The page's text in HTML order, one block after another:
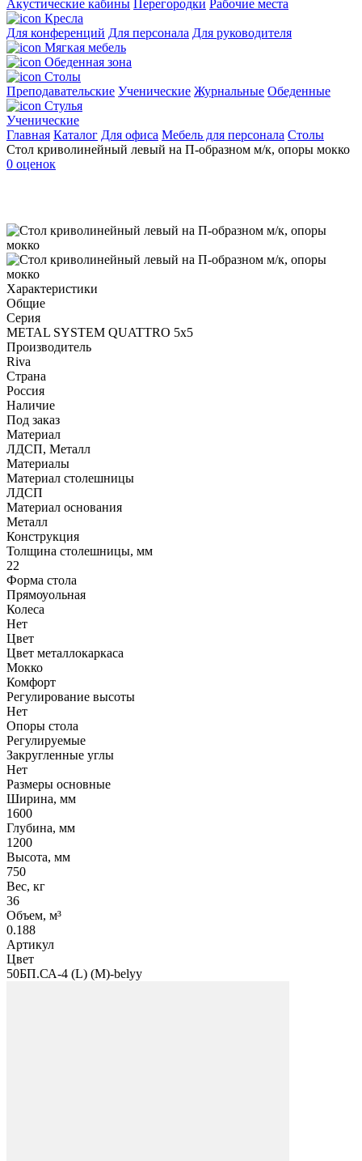
Акустические кабины Перегородки Рабочие места
Кресла
Для конференций Для персонала Для руководителя
Мягкая мебель
Обеденная зона
Столы
Преподавательские Ученические Журнальные Обеденные
Стулья
Ученические
Главная Каталог Для офиса Мебель для персонала Столы
Стол криволинейный левый на П-образном м/к, опоры мокко
0 оценок
Характеристики
Общие
Серия
METAL SYSTEM QUATTRO 5х5
Производитель
Riva
Страна
Россия
Наличие
Под заказ
Материал
ЛДСП, Металл
Материалы
Материал столешницы
ЛДСП
Материал основания
Металл
Конструкция
Толщина столешницы, мм
22
Форма стола
Прямоуольная
Колеса
Нет
Цвет
Цвет металлокаркаса
Мокко
Комфорт
Регулирование высоты
Нет
Опоры стола
Регулируемые
Закругленные углы
Нет
Размеры основные
Ширина, мм
1600
Глубина, мм
1200
Высота, мм
750
Вес, кг
36
Объем, м³
0.188
Артикул
Цвет
50БП.СА-4 (L) (M)-belyy